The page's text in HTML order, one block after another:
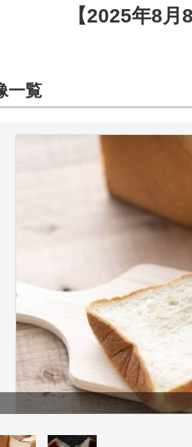
【2025年8
一覧